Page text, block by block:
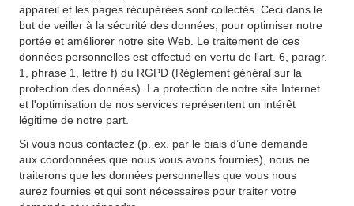
appareil et les pages récupérées sont collectés. Ceci dans le
but de veiller à la sécurité des données, pour optimiser notre
portée et améliorer notre site Web. Le traitement de ces
données personnelles est effectué en vertu de l'art. 6, paragr.
1, phrase 1, lettre f) du RGPD (Règlement général sur la
protection des données). La protection de notre site Internet
et l'optimisation de nos services représentent un intérêt
légitime de notre part.
Si vous nous contactez (p. ex. par le biais d’une demande
aux coordonnées que nous vous avons fournies), nous ne
traiterons que les données personnelles que vous nous
aurez fournies et qui sont nécessaires pour traiter votre